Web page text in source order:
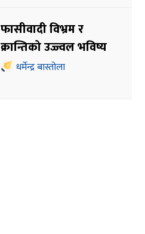
फासीवादी विभ्रम र
क्रान्तिको उज्ज्वल भविष्य
धर्मेन्द्र बास्तोला